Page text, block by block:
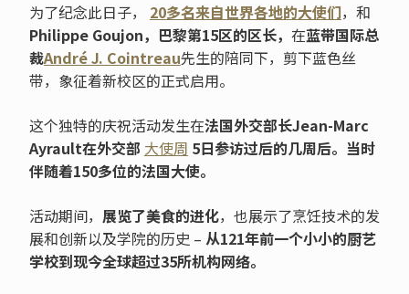
为了纪念此日子， 20多名来自世界各地的大使们，和
Philippe Goujon，巴黎第15区的区长， 在蓝带国际总
裁André J. Cointreau先生的陪同下，剪下蓝色丝
带，象征着新校区的正式启用。
这个独特的庆祝活动发生在法国外交部长Jean-Marc
Ayrault在外交部 大使周 5日参访过后的几周后。当时
伴随着150多位的法国大使。
活动期间， 展览了美食的进化，也展示了烹饪技术的发
展和创新以及学院的历史 – 从121年前一个小小的厨艺
学校到现今全球超过35所机构网络。